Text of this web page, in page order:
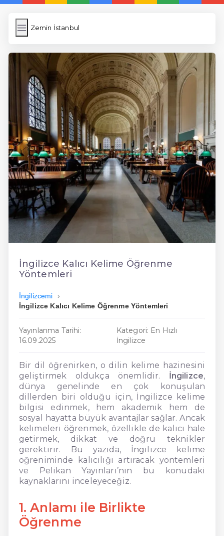
Zemin İstanbul
Zemin İstanbul
Resim Yükle
Wordpress Cache
Anasayfa
5 Günde İngilizce
İngilizce
Dil Eğitimi
En Hızlı İngilizce
En Kolay İngilizce
En Ucuz İngilizce
En Uygun İngilizce
İngilizce Kalıcı Kelime Öğrenme
Yöntemleri
İngilizcemi
İngilizce Kalıcı Kelime Öğrenme Yöntemleri
Yayınlanma Tarihi:
16.09.2025
Kategori: En Hızlı
İngilizce
Bir dil öğrenirken, o dilin kelime hazinesini
geliştirmek oldukça önemlidir. İngilizce,
dünya genelinde en çok konuşulan
dillerden biri olduğu için, İngilizce kelime
bilgisi edinmek, hem akademik hem de
sosyal hayatta büyük avantajlar sağlar. Ancak
kelimeleri öğrenmek, özellikle de kalıcı hale
getirmek, dikkat ve doğru teknikler
gerektirir. Bu yazıda, İngilizce kelime
öğreniminde kalıcılığı artıracak yöntemleri
ve Pelikan Yayınları’nın bu konudaki
kaynaklarını inceleyeceğiz.
1. Anlamı ile Birlikte
Öğrenme